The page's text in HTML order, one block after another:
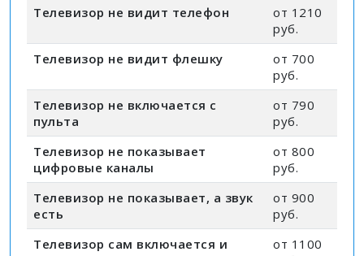
Телевизор не видит телефон
от 1210
руб.
Телевизор не видит флешку
от 700
руб.
Телевизор не включается с
пульта
от 790
руб.
Телевизор не показывает
цифровые каналы
от 800
руб.
Телевизор не показывает, а звук
есть
от 900
руб.
Телевизор сам включается и
от 1100